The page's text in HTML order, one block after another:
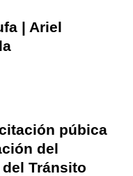
| Ariel
púbica
del
Tránsito